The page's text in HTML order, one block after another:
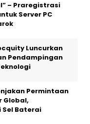
– Praregistrasi
Server PC
Luncurkan
Pendampingan
Permintaan
Global,
Sel Baterai